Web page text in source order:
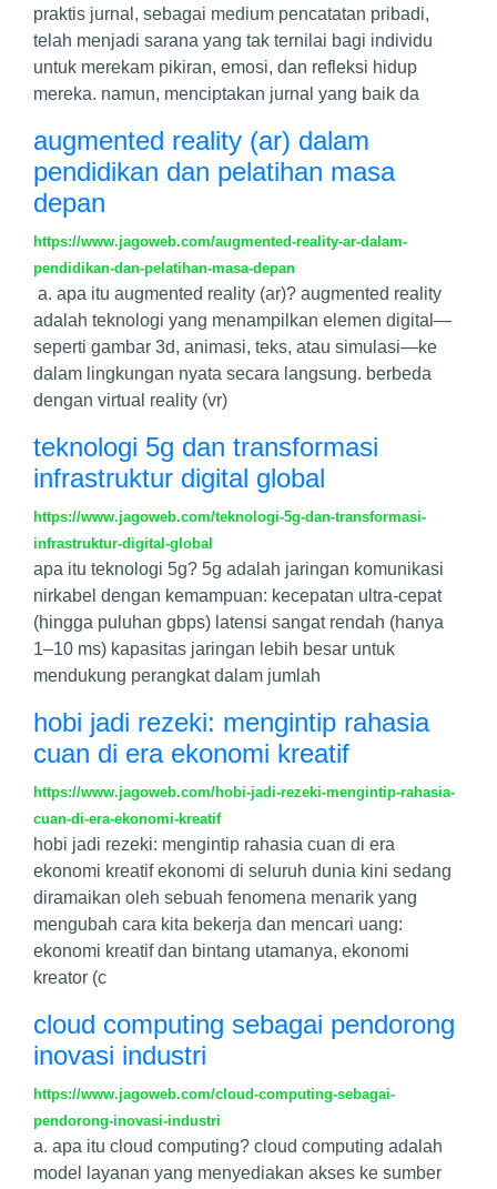
praktis jurnal, sebagai medium pencatatan pribadi,
telah menjadi sarana yang tak ternilai bagi individu
untuk merekam pikiran, emosi, dan refleksi hidup
mereka. namun, menciptakan jurnal yang baik da
augmented reality (ar) dalam
pendidikan dan pelatihan masa
depan
https://www.jagoweb.com/augmented-reality-ar-dalam-
pendidikan-dan-pelatihan-masa-depan
a. apa itu augmented reality (ar)? augmented reality
adalah teknologi yang menampilkan elemen digital—
seperti gambar 3d, animasi, teks, atau simulasi—ke
dalam lingkungan nyata secara langsung. berbeda
dengan virtual reality (vr)
teknologi 5g dan transformasi
infrastruktur digital global
https://www.jagoweb.com/teknologi-5g-dan-transformasi-
infrastruktur-digital-global
apa itu teknologi 5g? 5g adalah jaringan komunikasi
nirkabel dengan kemampuan: kecepatan ultra-cepat
(hingga puluhan gbps) latensi sangat rendah (hanya
1–10 ms) kapasitas jaringan lebih besar untuk
mendukung perangkat dalam jumlah
hobi jadi rezeki: mengintip rahasia
cuan di era ekonomi kreatif
https://www.jagoweb.com/hobi-jadi-rezeki-mengintip-rahasia-
cuan-di-era-ekonomi-kreatif
hobi jadi rezeki: mengintip rahasia cuan di era
ekonomi kreatif ekonomi di seluruh dunia kini sedang
diramaikan oleh sebuah fenomena menarik yang
mengubah cara kita bekerja dan mencari uang:
ekonomi kreatif dan bintang utamanya, ekonomi
kreator (c
cloud computing sebagai pendorong
inovasi industri
https://www.jagoweb.com/cloud-computing-sebagai-
pendorong-inovasi-industri
a. apa itu cloud computing? cloud computing adalah
model layanan yang menyediakan akses ke sumber